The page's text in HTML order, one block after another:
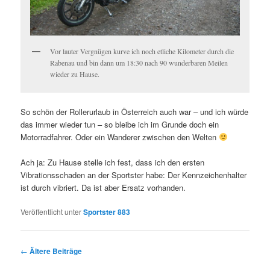
Vor lauter Vergnügen kurve ich noch etliche Kilometer durch die
Rabenau und bin dann um 18:30 nach 90 wunderbaren Meilen
wieder zu Hause.
So schön der Rollerurlaub in Österreich auch war – und ich würde
das immer wieder tun – so bleibe ich im Grunde doch ein
Motorradfahrer. Oder ein Wanderer zwischen den Welten
Ach ja: Zu Hause stelle ich fest, dass ich den ersten
Vibrationsschaden an der Sportster habe: Der Kennzeichenhalter
ist durch vibriert. Da ist aber Ersatz vorhanden.
Veröffentlicht unterSportster 883
Beitragsnavigation
← Ältere Beiträge